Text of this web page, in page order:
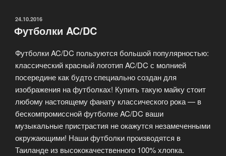
ОПУБЛИКОВАНО
24.10.2016
Футболки AC/DC
Футболки AC/DC пользуются большой популярностью:
классический красный логотип AC/DC с молнией
посередине как будто специально создан для
изображения на футболках! Купить такую майку стоит
любому настоящему фанату классического рока — в
бескомпромиссной футболке AC/DC ваши
музыкальные пристрастия не окажутся незамеченными
окружающими! Наши футболки производятся в
Таиланде из высококачественного 100% хлопка.